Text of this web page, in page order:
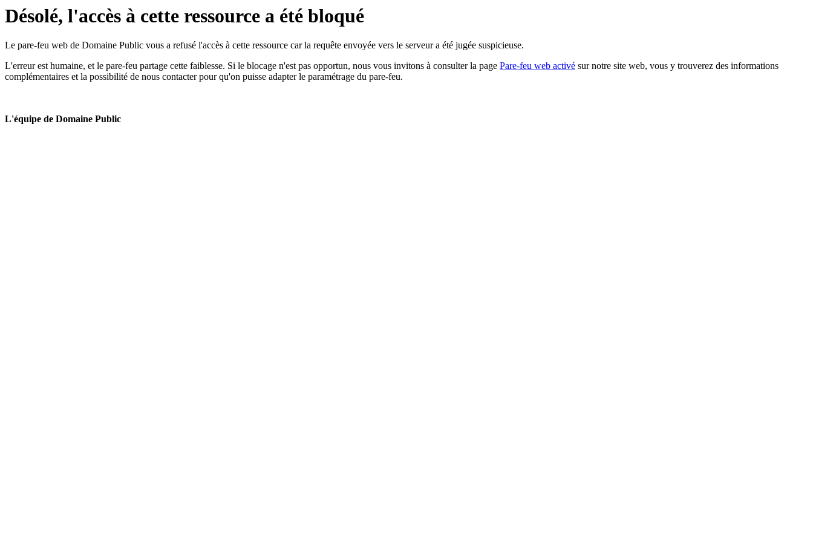
Désolé, l'accès à cette ressource a été bloqué
Le pare-feu web de Domaine Public vous a refusé l'accès à cette ressource car la requête envoyée vers le serveur a été jugée suspicieuse.
L'erreur est humaine, et le pare-feu partage cette faiblesse. Si le blocage n'est pas opportun, nous vous invitons à consulter la page Pare-feu web activé sur notre site web, vous y trouverez des informations
complémentaires et la possibilité de nous contacter pour qu'on puisse adapter le paramétrage du pare-feu.
L'équipe de Domaine Public